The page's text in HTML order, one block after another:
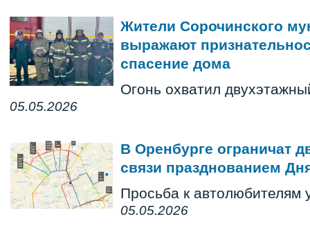
Жители Сорочинского
выражают
спасение дома
Огонь охватил
05.05.2026
В Оренбурге ограничат
связи празднованием
Просьба к автолюбителям
05.05.2026